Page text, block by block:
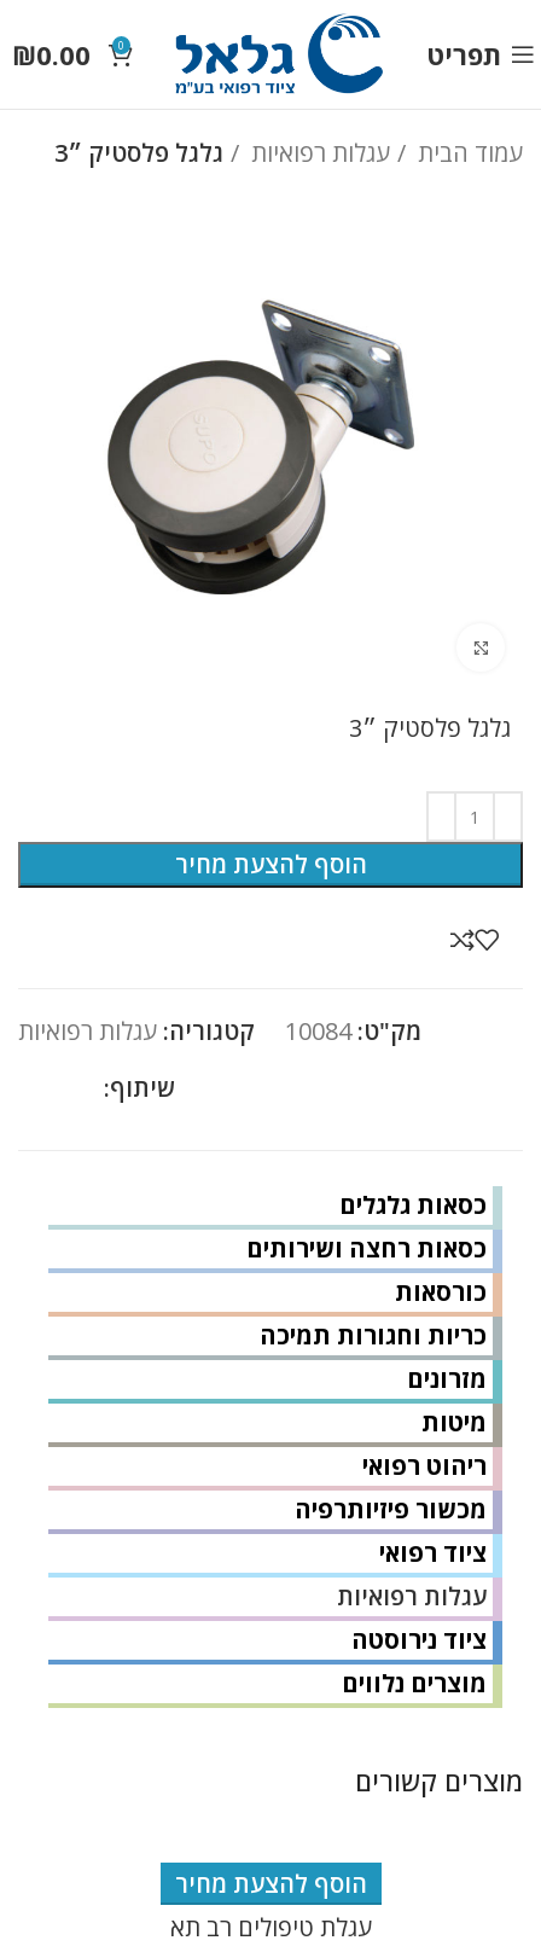
תפריט 0
₪0.00
עמוד הבית עגלות רפואיות גלגל פלסטיק ״3
כסאות גלגלים
כסאות רחצה ושירותים
כורסאות
כריות וחגורות תמיכה
מזרונים
מיטות
ריהוט רפואי
מכשור פיזיותרפיה
ציוד רפואי
עגלות רפואיות
ציוד נירוסטה
מוצרים נלווים
גלגל פלסטיק ״3
הוסף להצעת מחיר
מק"ט:10084 קטגוריה: עגלות רפואיות
שיתוף:
מוצרים קשורים
הוסף להצעת מחיר
עגלת טיפולים רב תא